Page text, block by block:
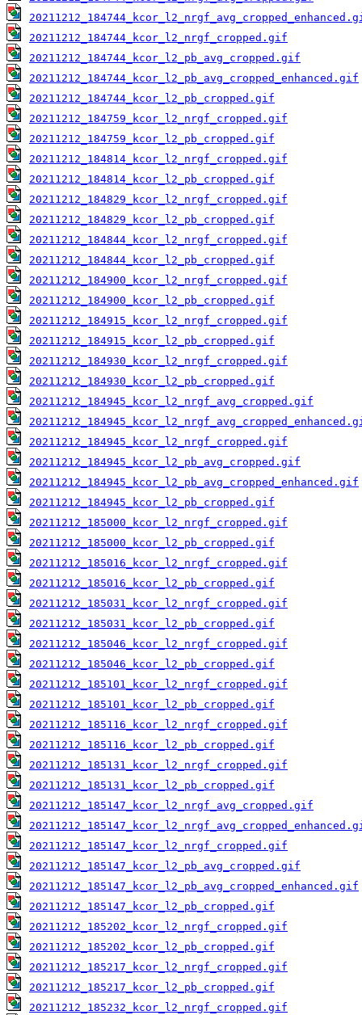
20211212_184744_kcor_l2_nrgf_cropped.gif
20211212_184744_kcor_l2_pb_avg_cropped.gif
20211212_184744_kcor_l2_pb_avg_cropped_enhanced.gif
20211212_184744_kcor_l2_pb_cropped.gif
20211212_184759_kcor_l2_nrgf_cropped.gif
20211212_184759_kcor_l2_pb_cropped.gif
20211212_184814_kcor_l2_nrgf_cropped.gif
20211212_184814_kcor_l2_pb_cropped.gif
20211212_184829_kcor_l2_nrgf_cropped.gif
20211212_184829_kcor_l2_pb_cropped.gif
20211212_184844_kcor_l2_nrgf_cropped.gif
20211212_184844_kcor_l2_pb_cropped.gif
20211212_184900_kcor_l2_nrgf_cropped.gif
20211212_184900_kcor_l2_pb_cropped.gif
20211212_184915_kcor_l2_nrgf_cropped.gif
20211212_184915_kcor_l2_pb_cropped.gif
20211212_184930_kcor_l2_nrgf_cropped.gif
20211212_184930_kcor_l2_pb_cropped.gif
20211212_184945_kcor_l2_nrgf_avg_cropped.gif
20211212_184945_kcor_l2_nrgf_cropped.gif
20211212_184945_kcor_l2_pb_avg_cropped.gif
20211212_184945_kcor_l2_pb_avg_cropped_enhanced.gif
20211212_184945_kcor_l2_pb_cropped.gif
20211212_185000_kcor_l2_nrgf_cropped.gif
20211212_185000_kcor_l2_pb_cropped.gif
20211212_185016_kcor_l2_nrgf_cropped.gif
20211212_185016_kcor_l2_pb_cropped.gif
20211212_185031_kcor_l2_nrgf_cropped.gif
20211212_185031_kcor_l2_pb_cropped.gif
20211212_185046_kcor_l2_nrgf_cropped.gif
20211212_185046_kcor_l2_pb_cropped.gif
20211212_185101_kcor_l2_nrgf_cropped.gif
20211212_185101_kcor_l2_pb_cropped.gif
20211212_185116_kcor_l2_nrgf_cropped.gif
20211212_185116_kcor_l2_pb_cropped.gif
20211212_185131_kcor_l2_nrgf_cropped.gif
20211212_185131_kcor_l2_pb_cropped.gif
20211212_185147_kcor_l2_nrgf_avg_cropped.gif
20211212_185147_kcor_l2_nrgf_cropped.gif
20211212_185147_kcor_l2_pb_avg_cropped.gif
20211212_185147_kcor_l2_pb_avg_cropped_enhanced.gif
20211212_185147_kcor_l2_pb_cropped.gif
20211212_185202_kcor_l2_nrgf_cropped.gif
20211212_185202_kcor_l2_pb_cropped.gif
20211212_185217_kcor_l2_nrgf_cropped.gif
20211212_185217_kcor_l2_pb_cropped.gif
20211212_185232_kcor_l2_nrgf_cropped.gif